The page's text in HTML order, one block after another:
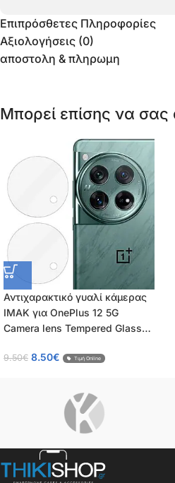
Επιπρόσθετες Πληροφορίες
Αξιολογήσεις (0)
αποστολη & πληρωμη
Μπορεί επίσης να σας
Αντιχαρακτικό γυαλί κάμερας
IMAK για OnePlus 12 5G
Camera lens Tempered Glass
9.50€ 8.50€ Τιμή Online